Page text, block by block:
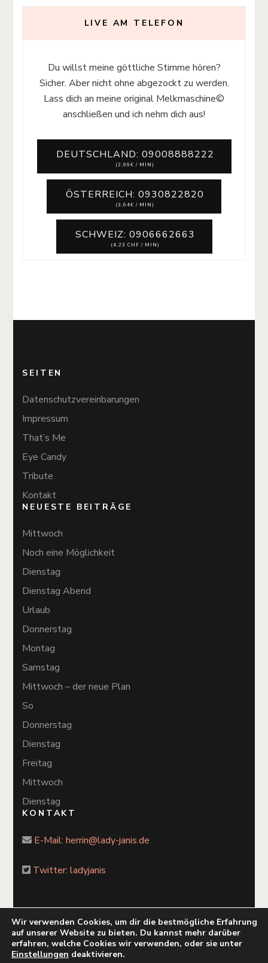
LIVE AM TELEFON
Du willst meine göttliche Stimme hören?
Sicher. Aber nicht ohne abgezockt zu werden.
Lass dich an meine original Melkmaschine©
anschließen und ich nehm dich aus!
DEUTSCHLAND: 09008888222
(2,99€ / MIN)
ÖSTERREICH: 0930822820
(3,64€ / MIN)
SCHWEIZ: 0906662663
(4,23 CHF / MIN)
SEITEN
Datenschutzvereinbarungen
Impressum
That’s Me
Eye Candy
Tribute
Kontakt
NEUESTE BEITRÄGE
Mittwoch
Noch eine Möglichkeit
Dienstag
Dienstag Abend
Urlaub
Donnerstag
Montag
Samstag
Mittwoch – der neue Plan
So
Donnerstag
Dienstag
Freitag
Mittwoch
Dienstag
KONTAKT
E-Mail:herrin@lady-janis.de
Twitter: ladyjanis
2026 Copyright Lady Janis. Blossom Chicby Blossom
Themes. Powered by WordPress.
Wir verwenden Cookies, um dir die bestmögliche Erfahrung
auf unserer Website zu bieten. Du kannst mehr darüber
erfahren, welche Cookies wir verwenden, oder sie unter
Einstellungen deaktivieren.